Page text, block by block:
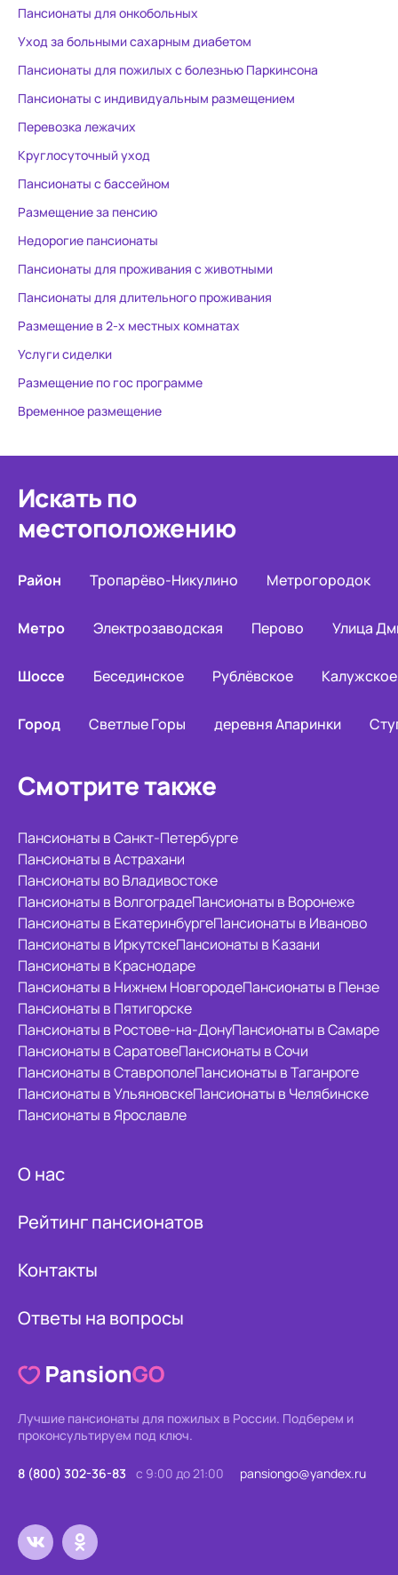
благодарность медсестрам,
сиделкам за уход, отзывчивость
и чуткое отношение к нашей
мамочке. Заведующей филиалом
Кристине Размиковне Гаспарян
неравнодушие и помощь в
решении проблем. Спасибо всем!
побыть
Пансионаты для онкобольных
Уход за больными сахарным диабетом
Пансионаты для пожилых с болезнью Паркинсона
Пансионаты с индивидуальным размещением
Перевозка лежачих
Круглосуточный уход
Пансионаты с бассейном
Размещение за пенсию
Недорогие пансионаты
Пансионаты для проживания с животными
Пансионаты для длительного проживания
Размещение в 2-х местных комнатах
Услуги сиделки
Размещение по гос программе
Временное размещение
Искать по
местоположению
Район Тропарёво-Никулино Метрогородок
Метро Электрозаводская Перово Улица
Шоссе Бесединское Рублёвское Калужское
Город Светлые Горы деревня Апаринки
Смотрите также
Пансионаты в Санкт-Петербурге
Пансионаты в Астрахани
Пансионаты во Владивостоке
Пансионаты в ВолгоградеПансионаты в Воронеже
Пансионаты в ЕкатеринбургеПансионаты в Иваново
Пансионаты в ИркутскеПансионаты в Казани
Пансионаты в Краснодаре
Пансионаты в Нижнем НовгородеПансионаты в Пензе
Пансионаты в Пятигорске
Пансионаты в Ростове-на-ДонуПансионаты в Самаре
Пансионаты в СаратовеПансионаты в Сочи
Пансионаты в СтаврополеПансионаты в Таганроге
Пансионаты в УльяновскеПансионаты в Челябинске
Пансионаты в Ярославле
О нас
Рейтинг пансионатов
Контакты
Ответы на вопросы
Лучшие пансионаты для пожилых в России. Подберем и
проконсультируем под ключ.
8 (800) 302-36-83 с 9:00 до 21:00 pansiongo@yandex.ru